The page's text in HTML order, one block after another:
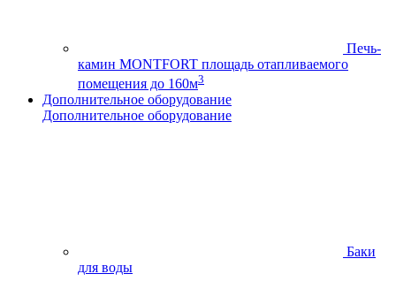
Печь-
камин MONTFORT площадь отапливаемого
помещения до 160м3
Дополнительное оборудование
Дополнительное оборудование
Баки
для воды